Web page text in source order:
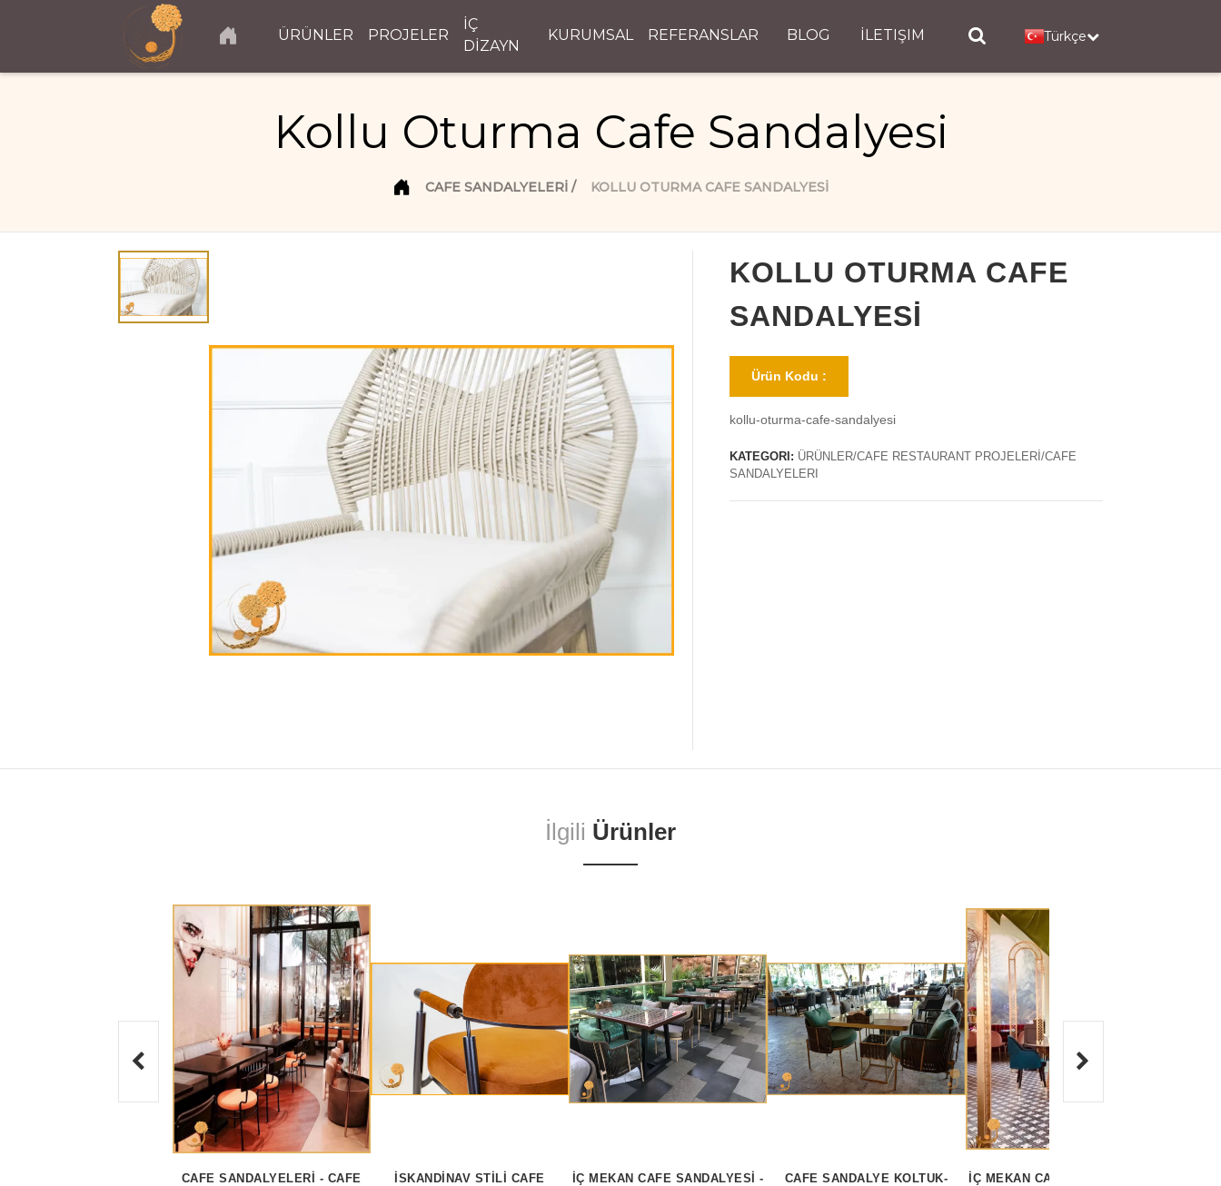
ÜRÜNLER PROJELER
İÇ
DİZAYN
KURUMSAL REFERANSLAR BLOG İLETIŞIM Türkçe
Kollu Oturma Cafe Sandalyesi
CAFE SANDALYELERI KOLLU OTURMA CAFE SANDALYESI
KOLLU OTURMA CAFE
SANDALYESI
Ürün Kodu :
kollu-oturma-cafe-sandalyesi
KATEGORI: ÜRÜNLER/CAFE RESTAURANT PROJELERİ/CAFE
SANDALYELERI
İlgili Ürünler
CAFE SANDALYELERI - CAFE
İSKANDINAV STILI CAFE
İÇ MEKAN CAFE SANDALYESİ -
CAFE SANDALYE KOLTUK-
İÇ MEKAN CAFE SANDALYESİ -